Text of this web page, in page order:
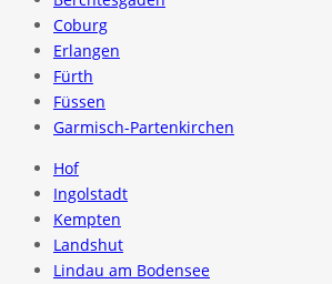
Coburg
Erlangen
Fürth
Füssen
Garmisch-Partenkirchen
Hof
Ingolstadt
Kempten
Landshut
Lindau am Bodensee